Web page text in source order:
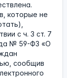
которые не
с ч. 3 ст. 7
№ 59-ФЗ «О
сообщив